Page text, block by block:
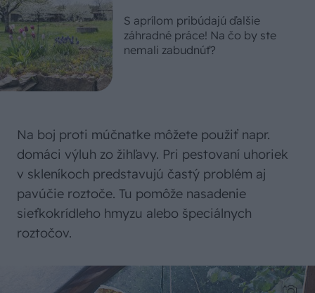
S aprílom pribúdajú ďalšie
záhradné práce! Na čo by ste
nemali zabudnúť?
Na boj proti múčnatke môžete použiť napr.
domáci výluh zo žihľavy. Pri pestovaní uhoriek
v skleníkoch predstavujú častý problém aj
pavúčie roztoče. Tu pomôže nasadenie
sieťkokrídleho hmyzu alebo špeciálnych
roztočov.